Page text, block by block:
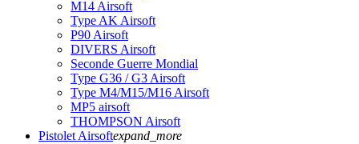
M14 Airsoft
Type AK Airsoft
P90 Airsoft
DIVERS Airsoft
Seconde Guerre Mondial
Type G36 / G3 Airsoft
Type M4/M15/M16 Airsoft
MP5 airsoft
THOMPSON Airsoft
Pistolet Airsoftexpand_more